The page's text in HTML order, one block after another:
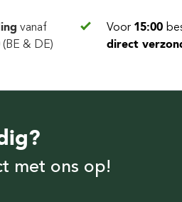
vanaf
& DE)
Voor 15:00
direct
met ons op!